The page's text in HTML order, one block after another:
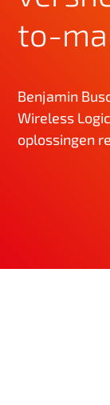
to-
Benjamin
Wireless
oplossingen